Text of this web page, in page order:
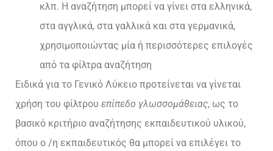
κλπ. Η αναζήτηση μπορεί να γίνει στα ελληνικά,
στα αγγλικά, στα γαλλικά και στα γερμανικά,
χρησιμοποιώντας μία ή περισσότερες επιλογές
από τα φίλτρα αναζήτηση
Ειδικά για το Γενικό Λύκειο προτείνεται να γίνεται
χρήση του φίλτρου επίπεδο γλωσσομάθειας, ως το
βασικό κριτήριο αναζήτησης εκπαιδευτικού υλικού,
όπου ο /η εκπαιδευτικός θα μπορεί να επιλέγει το